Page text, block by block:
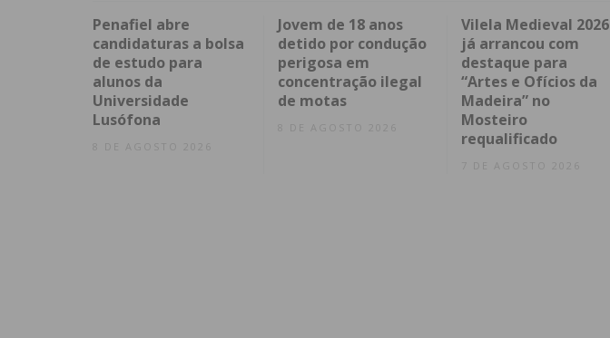
Penafiel abre
candidaturas a bolsa
de estudo para
alunos da
Universidade
Lusófona
8 DE AGOSTO 2026
Jovem de 18 anos
detido por condução
perigosa em
concentração ilegal
de motas
8 DE AGOSTO 2026
Vilela Medieval 2026
já arrancou com
destaque para
“Artes e Ofícios da
Madeira” no
Mosteiro
requalificado
7 DE AGOSTO 2026